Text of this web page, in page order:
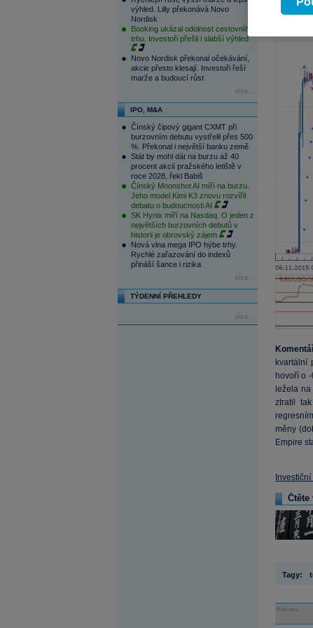
výhled. Lilly překonává Novo
Nordisk
Booking ukázal odolnost cestovního
trhu. Investoři přešli i slabší výhled
Novo Nordisk překonal očekávání,
akcie přesto klesají. Investoři řeší
marže a budoucí růst
více...
IPO, M&A
Čínský čipový gigant CXMT při
burzovním debutu vystřelil přes 500
%. Překonal i největší banku země
Stát by mohl dát na burzu až 40
procent akcií pražského letiště v
roce 2028, řekl Babiš
Čínský Moonshot AI míří na burzu.
Jeho model Kimi K3 znovu rozvířil
debatu o budoucnosti AI
SK Hynix míří na Nasdaq. O jeden z
největších burzovních debutů v
historii je obrovský zájem
Nová vlna mega IPO hýbe trhy.
Rychlé zařazování do indexů
přináší šance i rizika
více...
TÝDENNÍ PŘEHLEDY
více...
kvartální
hovoří o
ležela
ztratil
měny
Empire
Čtěte
Tagy:
Reklama